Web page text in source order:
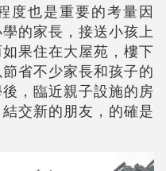
度也是重要的考量因
的家長，接送小孩上
果住在大屋苑，樓下
省不少家長和孩子的
，臨近親子設施的房
交新的朋友，的確是